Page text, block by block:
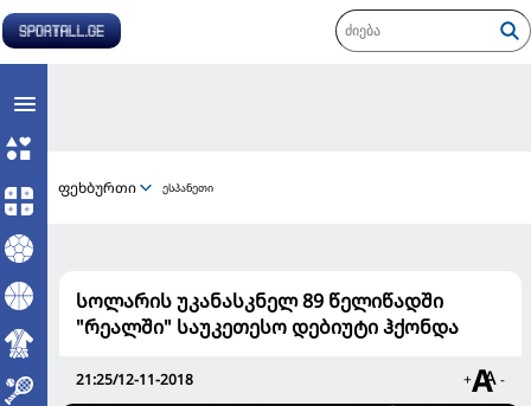
ფეხბურთი ესპანეთი
სოლარის უკანასკნელ 89 წელიწადში
"რეალში" საუკეთესო დებიუტი ჰქონდა
21:25/12-11-2018 + -